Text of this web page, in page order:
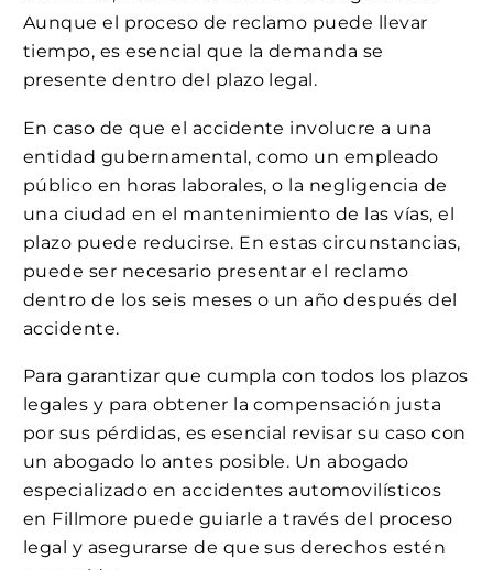
Aunque el proceso de reclamo puede llevar
tiempo, es esencial que la demanda se
presente dentro del plazo legal.
En caso de que el accidente involucre a una
entidad gubernamental, como un empleado
público en horas laborales, o la negligencia de
una ciudad en el mantenimiento de las vías, el
plazo puede reducirse. En estas circunstancias,
puede ser necesario presentar el reclamo
dentro de los seis meses o un año después del
accidente.
Para garantizar que cumpla con todos los plazos
legales y para obtener la compensación justa
por sus pérdidas, es esencial revisar su caso con
un abogado lo antes posible. Un abogado
especializado en accidentes automovilísticos
en Fillmore puede guiarle a través del proceso
legal y asegurarse de que sus derechos estén